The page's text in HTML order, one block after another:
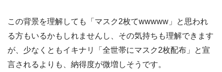
この背景を理解しても「マスク2枚てwwwww」と思われ
る方もいるかもしれませんし、その気持ちも理解できます
が、少なくともイキナリ「全世帯にマスク2枚配布」と宣
言されるよりも、納得度が微増しそうです。